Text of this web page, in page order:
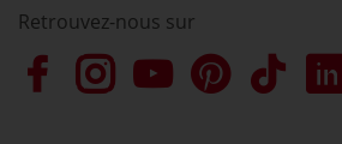
Retrouvez-nous sur